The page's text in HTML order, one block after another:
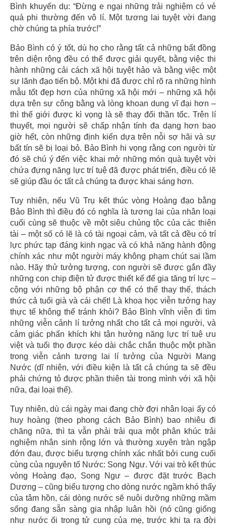
Bình khuyến dụ: “Đừng e ngại những trải nghiệm có vẻ
quá phi thường đến vô lí. Một tương lai tuyệt vời đang
chờ chúng ta phía trước!”
Bảo Bình có ý tốt, dù họ cho rằng tất cả những bất đồng
trên diện rộng đều có thể được giải quyết, bằng việc thi
hành những cải cách xã hội tuyệt hảo và bằng việc một
sự lãnh đạo tiến bộ. Một khi đã được chỉ rõ ra những hình
mẫu tốt đẹp hơn của những xã hội mới – những xã hội
dựa trên sự công bằng và lòng khoan dung vĩ đại hơn –
thì thế giới được kì vọng là sẽ thay đổi thần tốc. Trên lí
thuyết, mọi người sẽ chấp nhận tính đa dạng hơn bao
giờ hết, còn những định kiến dựa trên nỗi sợ hãi và sự
bất tín sẽ bị loại bỏ. Bảo Bình hi vọng rằng con người từ
đó sẽ chú ý đến việc khai mở những món quà tuyệt vời
chứa đựng năng lực trí tuệ đã được phát triển, điều có lẽ
sẽ giúp đầu óc tất cả chúng ta được khai sáng hơn.
Tuy nhiên, nếu Vũ Trụ kết thúc vòng Hoàng đạo bằng
Bảo Bình thì điều đó có nghĩa là tương lai của nhân loại
cuối cùng sẽ thuộc về một siêu chủng tộc của các thiên
tài – một số có lẽ là có tài ngoại cảm, và tất cả đều có trí
lực phức tạp đáng kinh ngạc và có khả năng hành động
chính xác như một người máy không phạm chút sai lầm
nào. Hãy thử tưởng tượng, con người sẽ được gắn đầy
những con chip điện tử được thiết kế để gia tăng trí lực –
cộng với những bộ phận cơ thể có thể thay thế, thách
thức cả tuổi già và cái chết! Là khoa học viễn tưởng hay
thực tế không thể tránh khỏi? Bảo Bình vĩnh viễn đi tìm
những viễn cảnh lí tưởng nhất cho tất cả mọi người, và
cảm giác phấn khích khi tận hưởng năng lực trí tuệ ưu
việt và tuổi thọ được kéo dài chắc chắn thuộc một phần
trong viễn cảnh tương lai lí tưởng của Người Mang
Nước (dĩ nhiên, với điều kiện là tất cả chúng ta sẽ đều
phải chứng tỏ được phần thiên tài trong mình với xã hội
nữa, đại loại thế).
Tuy nhiên, dù cái ngày mai đang chờ đợi nhân loại ấy có
huy hoàng (theo phong cách Bảo Bình) bao nhiêu đi
chăng nữa, thì ta vẫn phải trải qua một phân khúc trải
nghiệm nhân sinh rộng lớn và thường xuyên tràn ngập
đớn đau, được biểu tượng chính xác nhất bởi cung cuối
cùng của nguyên tố Nước: Song Ngư. Với vai trò kết thúc
vòng Hoàng đạo, Song Ngư – được đặt trước Bạch
Dương – cũng biểu tượng cho dòng nước ngầm khó thấy
của tâm hồn, cái dòng nước sẽ nuôi dưỡng những mầm
sống đang sẵn sàng gia nhập luân hồi (nó cũng giống
như nước ối trong tử cung của mẹ, trước khi ta ra đời